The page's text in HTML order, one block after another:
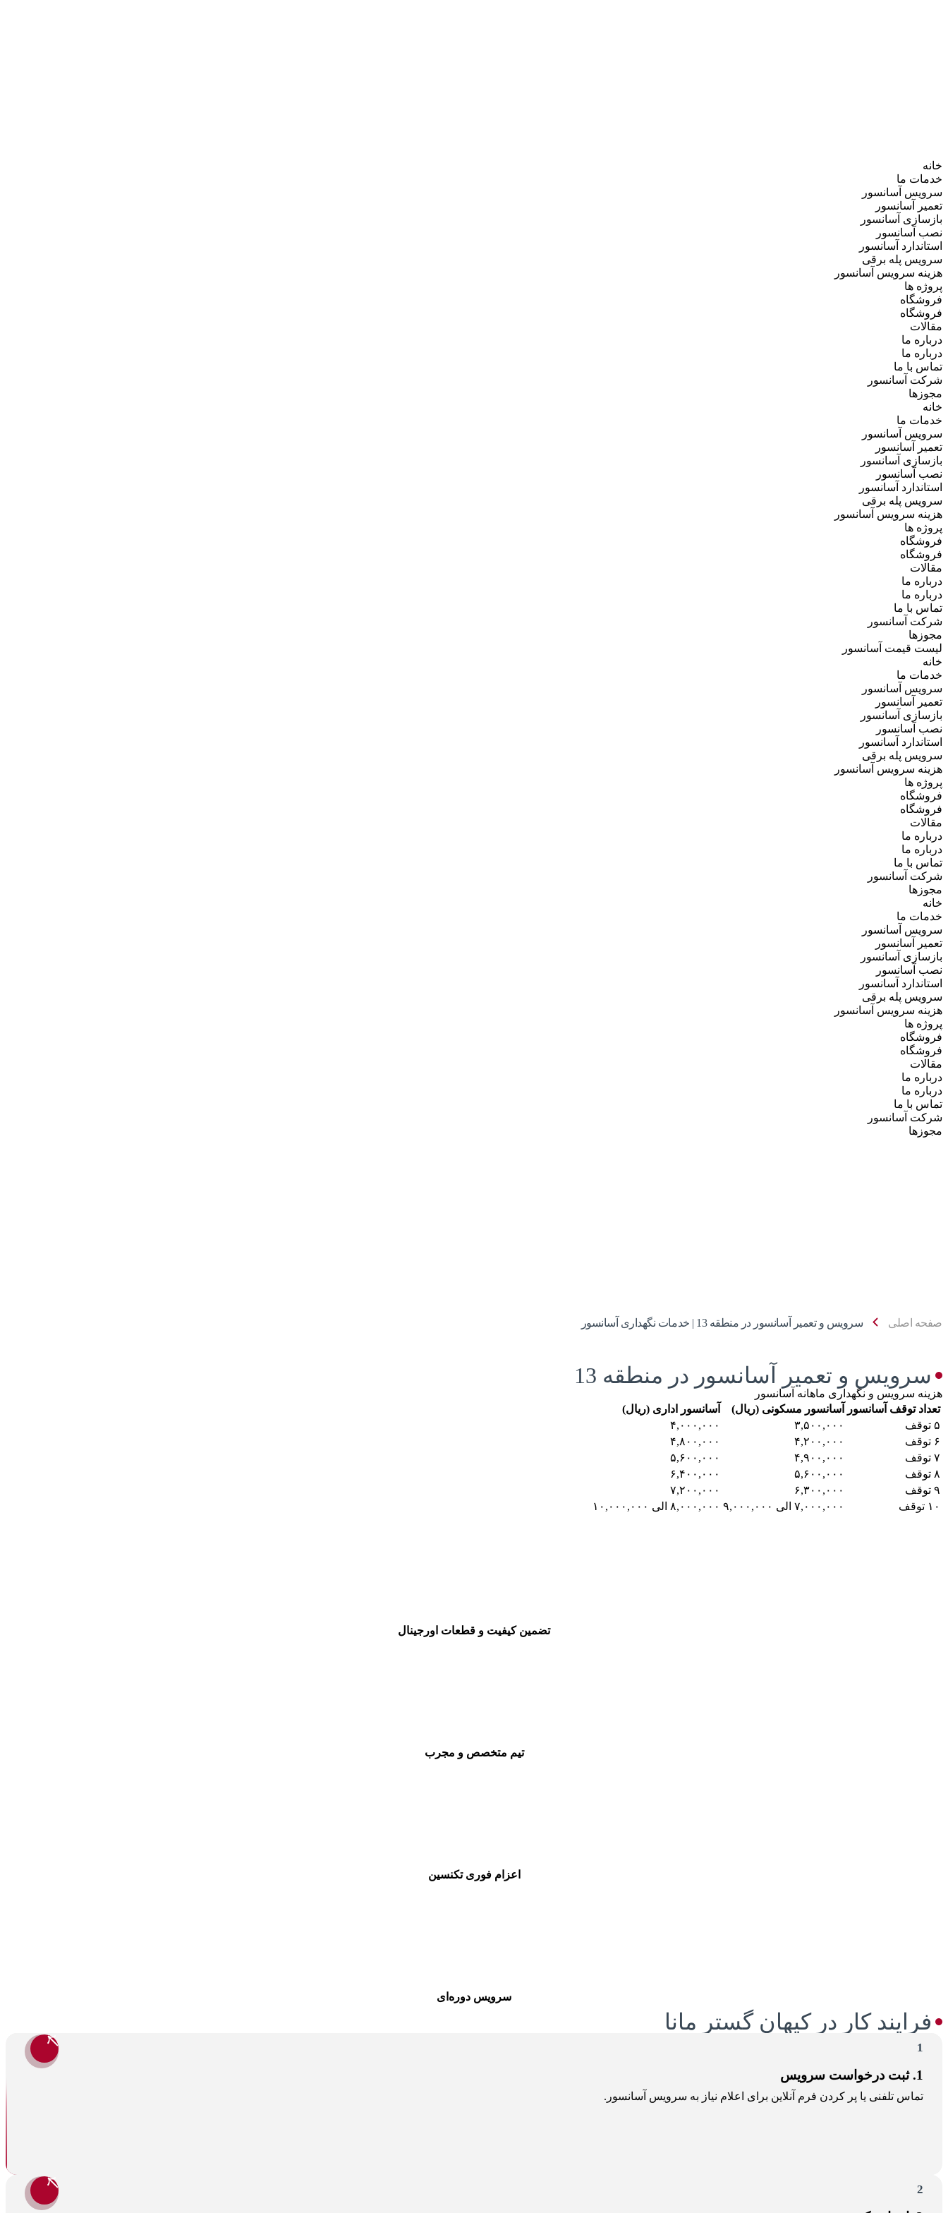
خانه
خدمات ما
سرویس آسانسور
تعمیر آسانسور
بازسازی آسانسور
نصب آسانسور
استاندارد آسانسور
سرویس پله برقی
هزینه سرویس آسانسور
پروژه ها
فروشگاه
فروشگاه
مقالات
درباره ما
درباره ما
تماس با ما
شرکت آسانسور
مجوزها
خانه
خدمات ما
سرویس آسانسور
تعمیر آسانسور
بازسازی آسانسور
نصب آسانسور
استاندارد آسانسور
سرویس پله برقی
هزینه سرویس آسانسور
پروژه ها
فروشگاه
فروشگاه
مقالات
درباره ما
درباره ما
تماس با ما
شرکت آسانسور
مجوزها
لیست قیمت آسانسور
خانه
خدمات ما
سرویس آسانسور
تعمیر آسانسور
بازسازی آسانسور
نصب آسانسور
استاندارد آسانسور
سرویس پله برقی
هزینه سرویس آسانسور
پروژه ها
فروشگاه
فروشگاه
مقالات
درباره ما
درباره ما
تماس با ما
شرکت آسانسور
مجوزها
خانه
خدمات ما
سرویس آسانسور
تعمیر آسانسور
بازسازی آسانسور
نصب آسانسور
استاندارد آسانسور
سرویس پله برقی
هزینه سرویس آسانسور
پروژه ها
فروشگاه
فروشگاه
مقالات
درباره ما
درباره ما
تماس با ما
شرکت آسانسور
مجوزها
صفحه اصلی سرویس و تعمیر آسانسور در منطقه 13 | خدمات نگهداری آسانسور
سرویس و تعمیر آسانسور در منطقه 13
هزینه سرویس و نگهداری ماهانه آسانسور
تعداد توقف آسانسور
آسانسور مسکونی (ریال)
آسانسور اداری (ریال)
۵ توقف
۳,۵۰۰,۰۰۰
۴,۰۰۰,۰۰۰
۶ توقف
۴,۲۰۰,۰۰۰
۴,۸۰۰,۰۰۰
۷ توقف
۴,۹۰۰,۰۰۰
۵,۶۰۰,۰۰۰
۸ توقف
۵,۶۰۰,۰۰۰
۶,۴۰۰,۰۰۰
۹ توقف
۶,۳۰۰,۰۰۰
۷,۲۰۰,۰۰۰
۱۰ توقف
۷,۰۰۰,۰۰۰ الی ۹,۰۰۰,۰۰۰ ۸,۰۰۰,۰۰۰ الی ۱۰,۰۰۰,۰۰۰
تضمین کیفیت و قطعات اورجینال
تیم متخصص و مجرب
اعزام فوری تکنسین
سرویس دوره‌ای
فرایند کار در کیهان گستر مانا
1
1. ثبت درخواست سرویس
تماس تلفنی یا پر کردن فرم آنلاین برای اعلام نیاز به سرویس آسانسور.
2